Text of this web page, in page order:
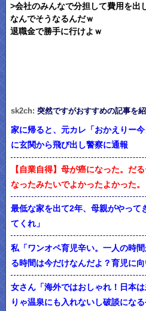
>会社のみんなで分担して費用を出
なんでそうなるんだｗ
退職金で勝手に行けよｗ
sk2ch: 突然ですがおすすめの記事を
家に帰ると、元カレ「おかえりー
に玄関から飛び出し警察に通報
【自業自得】母が癌になった。だ
なったみたいでよかったよかった。
最低な家を出て2年、母親がやって
てくれ」
私「ワンオペ育児辛い。一人の時
る時間は今だけなんだよ？育児に
女さん「海外ではおしゃれ！日本
りゃ温泉にも入れないし破談にな